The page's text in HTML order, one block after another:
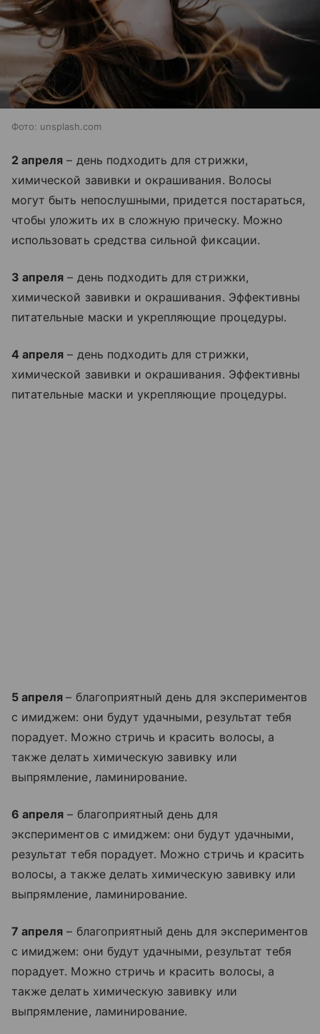
Фото: unsplash.com
2 апреля – день подходить для стрижки,
химической завивки и окрашивания. Волосы
могут быть непослушными, придется постараться,
чтобы уложить их в сложную прическу. Можно
использовать средства сильной фиксации.
3 апреля – день подходить для стрижки,
химической завивки и окрашивания. Эффективны
питательные маски и укрепляющие процедуры.
4 апреля – день подходить для стрижки,
химической завивки и окрашивания. Эффективны
питательные маски и укрепляющие процедуры.
5 апреля– благоприятный день для экспериментов
с имиджем: они будут удачными, результат тебя
порадует. Можно стричь и красить волосы, а
также делать химическую завивку или
выпрямление, ламинирование.
6 апреля – благоприятный день для
экспериментов с имиджем: они будут удачными,
результат тебя порадует. Можно стричь и красить
волосы, а также делать химическую завивку или
выпрямление, ламинирование.
7 апреля – благоприятный день для экспериментов
с имиджем: они будут удачными, результат тебя
порадует. Можно стричь и красить волосы, а
также делать химическую завивку или
выпрямление, ламинирование.